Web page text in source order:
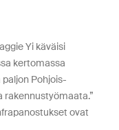
Yi käväisi
kertomassa
Pohjois-
rakennustyömaata.”
ovat